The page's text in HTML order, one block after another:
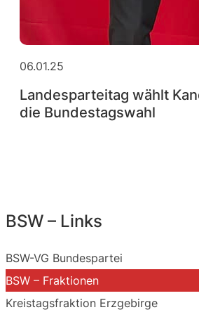
06.01.25
Landesparteitag wählt
die Bundestagswahl
BSW – Links
BSW-VG Bundespartei
BSW – Fraktionen
Kreistagsfraktion Erzgebirge